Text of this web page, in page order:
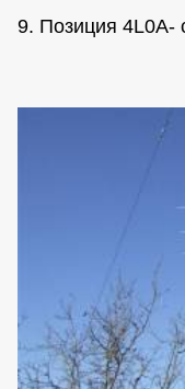
9. Позиция